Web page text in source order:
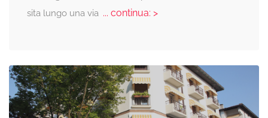
sita lungo una via... continua: >